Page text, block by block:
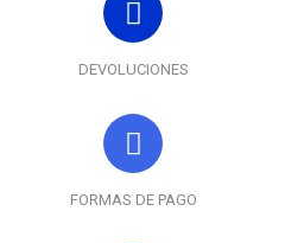
DEVOLUCIONES
FORMAS DE PAGO